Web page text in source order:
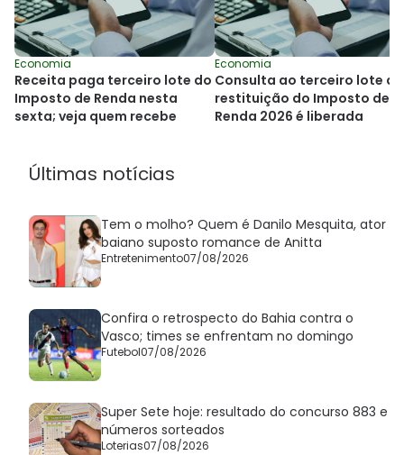
Economia
Receita paga terceiro lote do
Imposto de Renda nesta
sexta; veja quem recebe
Economia
Consulta ao terceiro lote da
restituição do Imposto de
Renda 2026 é liberada
Últimas notícias
Tem o molho? Quem é Danilo Mesquita, ator
baiano suposto romance de Anitta
Entretenimento07/08/2026
Confira o retrospecto do Bahia contra o
Vasco; times se enfrentam no domingo
Futebol07/08/2026
Super Sete hoje: resultado do concurso 883 e
números sorteados
Loterias07/08/2026